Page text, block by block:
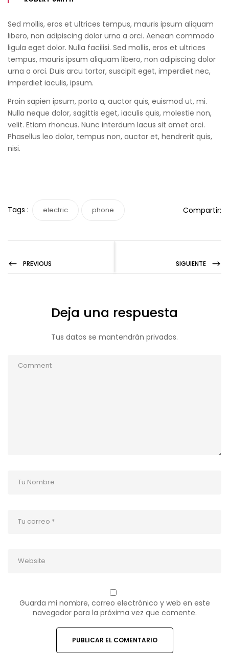
Sed mollis, eros et ultrices tempus, mauris ipsum aliquam
libero, non adipiscing dolor urna a orci. Aenean commodo
ligula eget dolor. Nulla facilisi. Sed mollis, eros et ultrices
tempus, mauris ipsum aliquam libero, non adipiscing dolor
urna a orci. Duis arcu tortor, suscipit eget, imperdiet nec,
imperdiet iaculis, ipsum.
Proin sapien ipsum, porta a, auctor quis, euismod ut, mi.
Nulla neque dolor, sagittis eget, iaculis quis, molestie non,
velit. Etiam rhoncus. Nunc interdum lacus sit amet orci.
Phasellus leo dolor, tempus non, auctor et, hendrerit quis,
nisi.
Tags : electric phone Compartir:
PREVIOUS SIGUIENTE
Deja una respuesta
Tus datos se mantendrán privados.
Guarda mi nombre, correo electrónico y web en este
navegador para la próxima vez que comente.